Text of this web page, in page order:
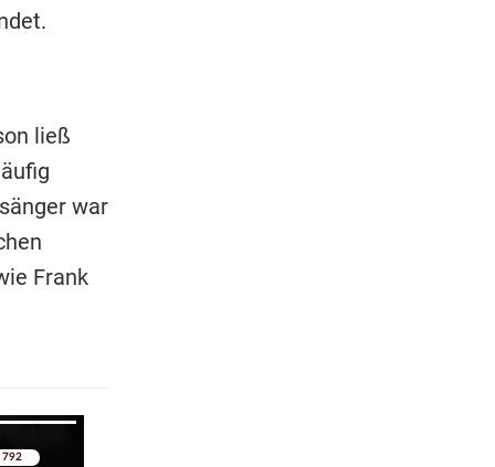
ließ
war
Frank